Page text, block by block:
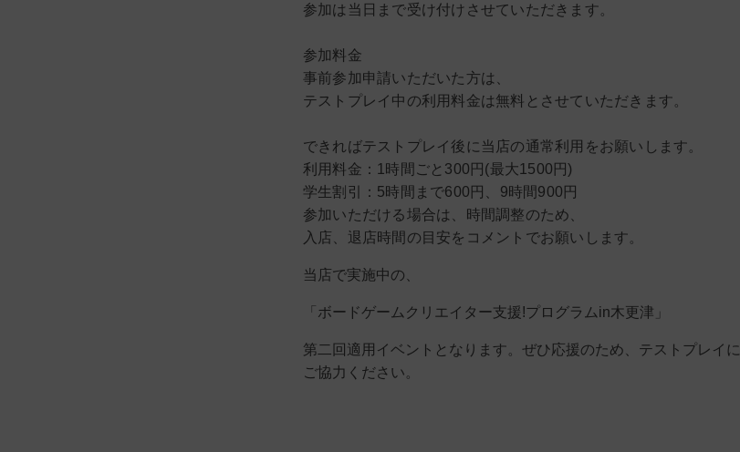
参加は当日まで受け付けさせていただきます。
参加料金
事前参加申請いただいた方は、
テストプレイ中の利用料金は無料とさせていただきます。
できればテストプレイ後に当店の通常利用をお願いします。
利用料金：1時間ごと300円(最大1500円)
学生割引：5時間まで600円、9時間900円
参加いただける場合は、時間調整のため、
入店、退店時間の目安をコメントでお願いします。
当店で実施中の、
「ボードゲームクリエイター支援!プログラムin木更津」
第二回適用イベントとなります。ぜひ応援のため、テストプレイに
ご協力ください。